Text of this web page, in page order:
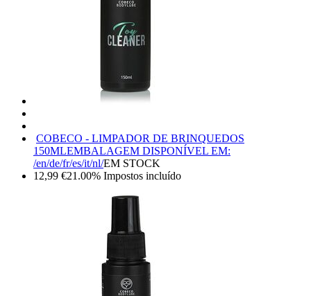
COBECO - LIMPADOR DE BRINQUEDOS
150MLEMBALAGEM DISPONÍVEL EM:
/en/de/fr/es/it/nl/EM STOCK
12,99 €21.00% Impostos incluído